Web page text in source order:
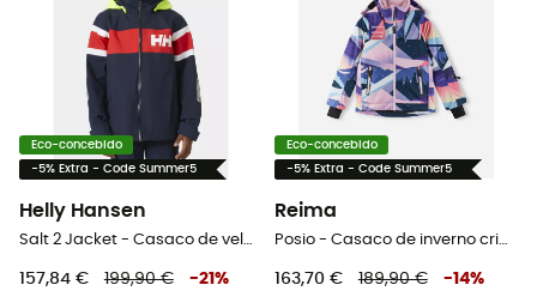
Eco-concebido
-5% Extra - Code Summer5
Helly Hansen
Salt 2 Jacket - Casaco de vela criança
157,84 € 199,90 € -21 %
Eco-concebido
-5% Extra - Code Summer5
Reima
Posio - Casaco de inverno criança
163,70 € 189,90 € -14%